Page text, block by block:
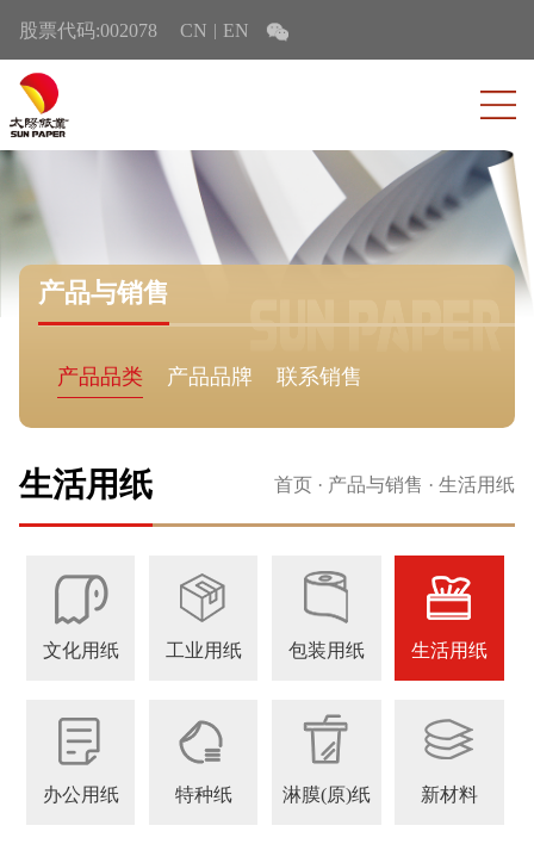
股票代码:002078 CN EN
产品与销售
产品品类 产品品牌 联系销售
首页 · 产品与销售 · 生活用纸
生活用纸
文化用纸 工业用纸 包装用纸 生活用纸
办公用纸 特种纸 淋膜(原)纸 新材料